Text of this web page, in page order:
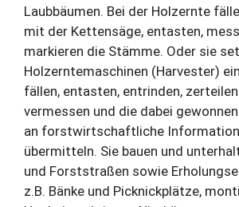
Laubbäumen. Bei der Holzernte
mit der Kettensäge, entasten,
markieren die Stämme. Oder sie
Holzerntemaschinen (Harvester)
fällen, entasten, entrinden,
vermessen und die dabei
an forstwirtschaftliche
übermitteln. Sie bauen und
und Forststraßen sowie
z.B. Bänke und Picknickplätze,